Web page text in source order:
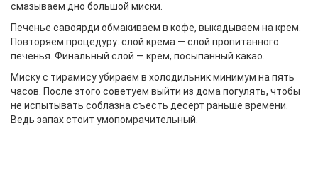
смазываем дно большой миски.
Печенье савоярди обмакиваем в кофе, выкадываем на крем.
Повторяем процедуру: слой крема — слой пропитанного
печенья. Финальный слой — крем, посыпанный какао.
Миску с тирамису убираем в холодильник минимум на пять
часов. После этого советуем выйти из дома погулять, чтобы
не испытывать соблазна съесть десерт раньше времени.
Ведь запах стоит умопомрачительный.